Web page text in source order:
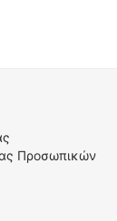
Προσωπικών